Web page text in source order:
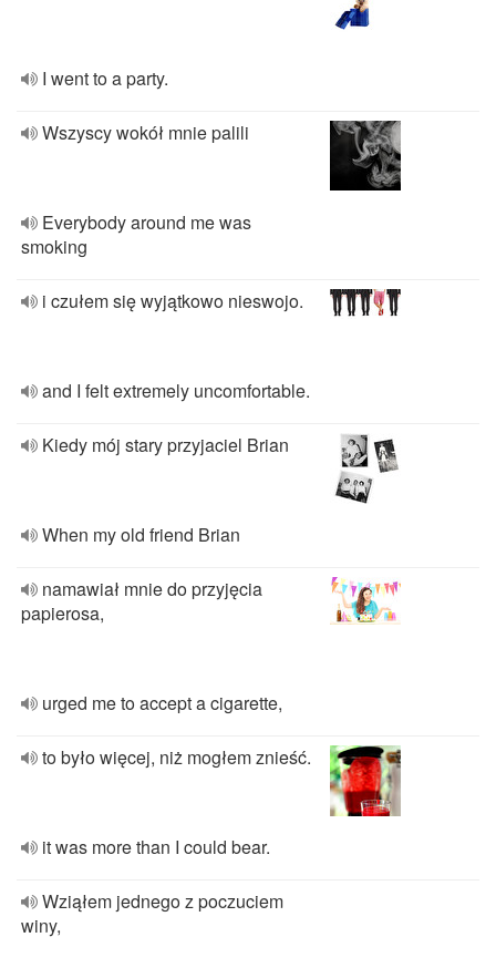
I went to a party.
Wszyscy wokół mnie palili
Everybody around me was
smoking
i czułem się wyjątkowo nieswojo.
and I felt extremely uncomfortable.
Kiedy mój stary przyjaciel Brian
When my old friend Brian
namawiał mnie do przyjęcia
papierosa,
urged me to accept a cigarette,
to było więcej, niż mogłem znieść.
it was more than I could bear.
Wziąłem jednego z poczuciem
winy,